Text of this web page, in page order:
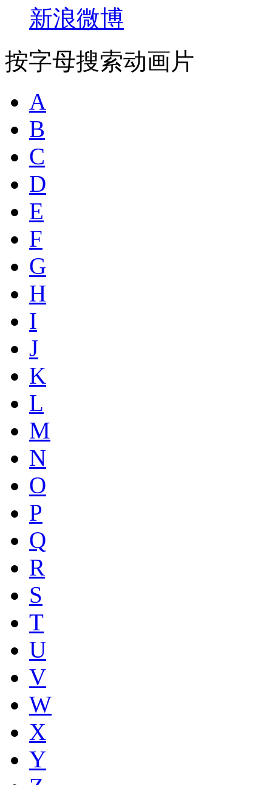
新浪微博
按字母搜索动画片
A
B
C
D
E
F
G
H
I
J
K
L
M
N
O
P
Q
R
S
T
U
V
W
X
Y